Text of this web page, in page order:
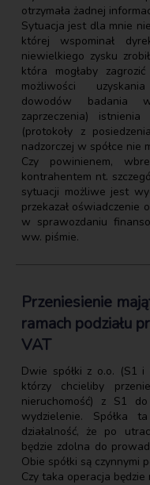
otrzymała żadnej
Sytuacja jest dla mnie
której wspominał
niewielkiego zysku
która mogłaby
możliwości
dowodów badania
zaprzeczenia)
(protokoły z
nadzorczej w spółce nie
Czy powinienem,
kontrahentem nt.
sytuacji możliwe jest
przekazał oświadczenie
w sprawozdaniu
ww. piśmie.
Przeniesienie
ramach podziału
VAT
Dwie spółki z o.o. (S1
którzy chcieliby
nieruchomość) z S1
wydzielenie. Spółka
działalność, że po
będzie zdolna do
Obie spółki są czynnymi
Czy taka operacja